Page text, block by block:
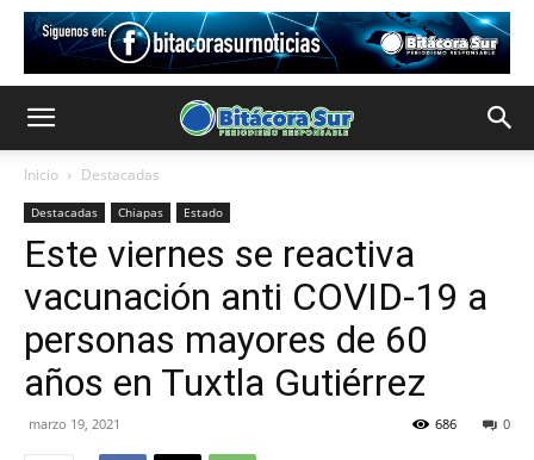
Inicio Destacadas
Destacadas Chiapas Estado
Este viernes se reactiva
vacunación anti COVID-19 a
personas mayores de 60
años en Tuxtla Gutiérrez
marzo 19, 2021 0
686